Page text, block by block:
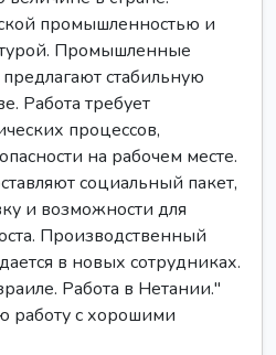
промышленностью и
Промышленные
стабильную
Работа требует
процессов,
на рабочем месте.
социальный пакет,
и возможности для
Производственный
в новых сотрудниках.
Работа в Нетании."
работу с хорошими